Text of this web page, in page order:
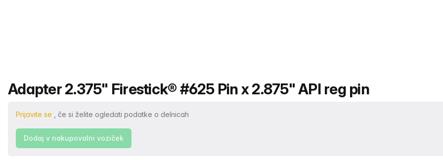
Ime izdelka
Adapter 2.375" Firestick® #625 Pin x 2.875" API reg pin
Prijavite se , če si želite ogledati podatke o delnicah
Dodaj v nakupovalni voziček